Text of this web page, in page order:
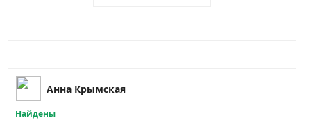
Анна Крымская
Найдены